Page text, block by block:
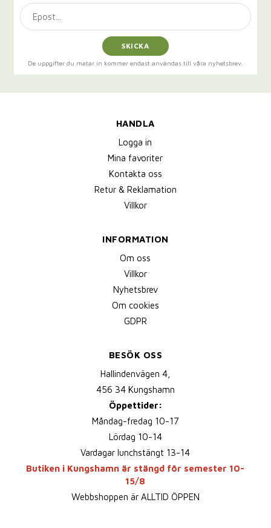
SKICKA
De uppgifter du matar in kommer endast användas till våra nyhetsbrev.
HANDLA
Logga in
Mina favoriter
Kontakta oss
Retur & Reklamation
Villkor
INFORMATION
Om oss
Villkor
Nyhetsbrev
Om cookies
GDPR
BESÖK OSS
Hallindenvägen 4,
456 34 Kungshamn
Öppettider:
Måndag-fredag 10-17
Lördag 10-14
Vardagar lunchstängt 13-14
Butiken i Kungshamn är stängd för semester 10-
15/8
Webbshoppen är ALLTID ÖPPEN